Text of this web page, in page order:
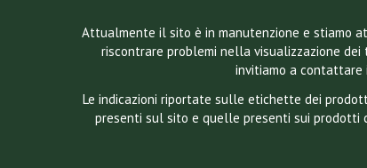
Attualmente il sito è in manutenzione e stiamo
riscontrare problemi nella visualizzazione
invitiamo a contattare
Le indicazioni riportate sulle etichette dei
presenti sul sito e quelle presenti sui prodotti